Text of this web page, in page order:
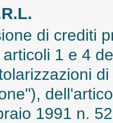
di crediti
1 e 4
1991 n.